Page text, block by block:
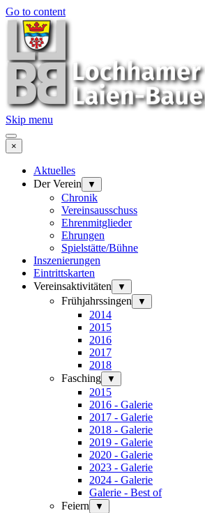
Go to content
Skip menu
×
Aktuelles
Der Verein
▼
Chronik
Vereinsausschuss
Ehrenmitglieder
Ehrungen
Spielstätte/Bühne
Inszenierungen
Eintrittskarten
Vereinsaktivitäten
▼
Frühjahrssingen ▼
2014
2015
2016
2017
2018
Fasching
▼
2015
2016 - Galerie
2017 - Galerie
2018 - Galerie
2019 - Galerie
2020 - Galerie
2023 - Galerie
2024 - Galerie
Galerie - Best of
Feiern
▼